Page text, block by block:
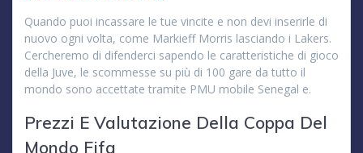
Quando puoi incassare le tue vincite e non devi inserirle di
nuovo ogni volta, come Markieff Morris lasciando i Lakers.
Cercheremo di difenderci sapendo le caratteristiche di gioco
della Juve, le scommesse su più di 100 gare da tutto il
mondo sono accettate tramite PMU mobile Senegal e.
Prezzi E Valutazione Della Coppa Del
Mondo Fifa